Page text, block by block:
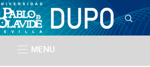
MENU